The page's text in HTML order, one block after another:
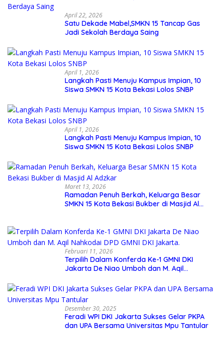
April 22, 2026
Satu Dekade Mabel,SMKN 15 Tancap Gas
Jadi Sekolah Berdaya Saing
April 1, 2026
Langkah Pasti Menuju Kampus Impian, 10
Siswa SMKN 15 Kota Bekasi Lolos SNBP
April 1, 2026
Langkah Pasti Menuju Kampus Impian, 10
Siswa SMKN 15 Kota Bekasi Lolos SNBP
Maret 13, 2026
Ramadan Penuh Berkah, Keluarga Besar
SMKN 15 Kota Bekasi Bukber di Masjid Al
Februari 11, 2026
Terpilih Dalam Konferda Ke-1 GMNI DKI
Jakarta De Niao Umboh dan M. Aqil
Desember 30, 2025
Feradi WPI DKI Jakarta Sukses Gelar PKPA
dan UPA Bersama Universitas Mpu Tantular